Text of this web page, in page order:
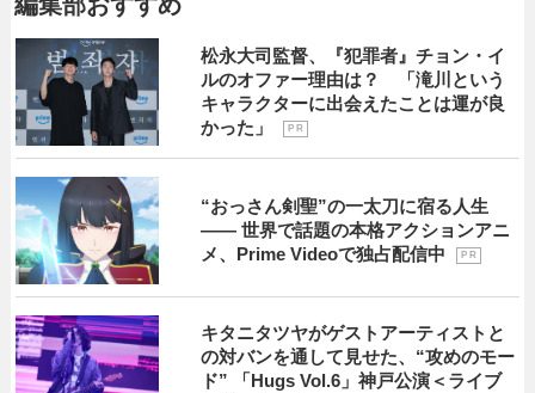
松永大司監督、『犯罪者』チョン・イ
ルのオファー理由は？ 「滝川という
キャラクターに出会えたことは運が良
かった」
P R
“おっさん剣聖”の一太刀に宿る人生
―― 世界で話題の本格アクションアニ
メ、Prime Videoで独占配信中
P R
キタニタツヤがゲストアーティストと
の対バンを通して見せた、“攻めのモー
ド” 「Hugs Vol.6」神戸公演＜ライブ